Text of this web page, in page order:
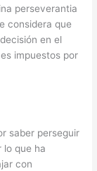
perseverantia
considera que
en el
impuestos por
saber perseguir
lo que ha
con